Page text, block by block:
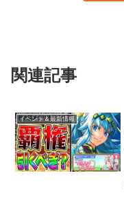
関連記事
イベント＆最新情報